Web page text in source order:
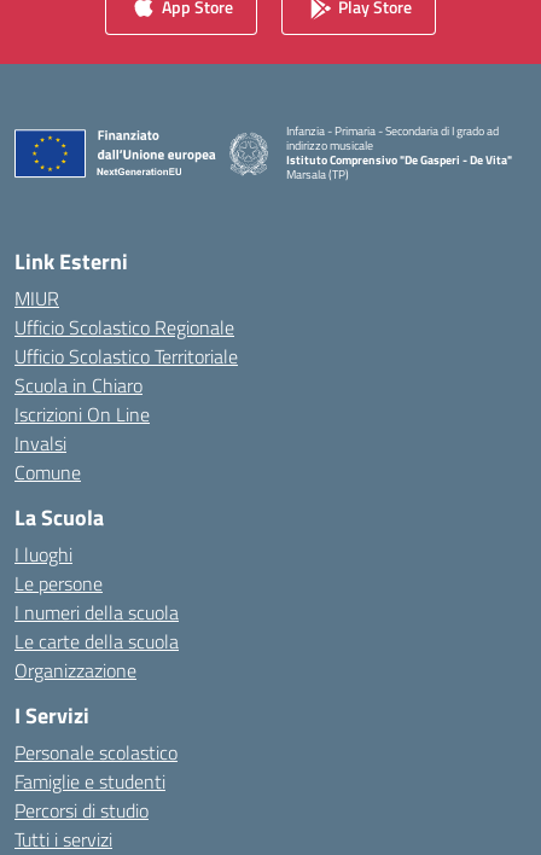
App Store Play Store
Infanzia - Primaria - Secondaria di I grado ad
indirizzo musicale
Istituto Comprensivo "De Gasperi - De Vita"
Marsala (TP)
Link Esterni
MIUR
Ufficio Scolastico Regionale
Ufficio Scolastico Territoriale
Scuola in Chiaro
Iscrizioni On Line
Invalsi
Comune
La Scuola
I luoghi
Le persone
I numeri della scuola
Le carte della scuola
Organizzazione
I Servizi
Personale scolastico
Famiglie e studenti
Percorsi di studio
Tutti i servizi